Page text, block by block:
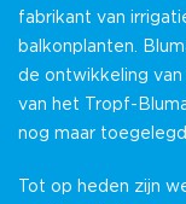
fabrikant van
balkonplanten.
de ontwikkeling
van het Tropf-
nog maar
Tot op heden zijn